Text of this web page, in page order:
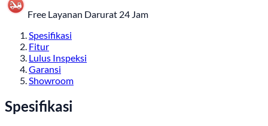
Free Layanan Darurat 24 Jam
Spesifikasi
Fitur
Lulus Inspeksi
Garansi
Showroom
Spesifikasi